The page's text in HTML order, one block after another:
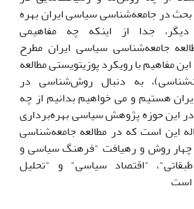
بحث در جامعه‌شناسی سیاسی ایران بهره
جدا از اینکه چه مفاهیمی
جامعه‌شناسی سیاسی ایران مطرح
مفاهیم با رویکرد پوزیتویستی مطالعه
به دنبال روش‌شناسی در
هستیم و می خواهیم بدانیم از چه
این حوزه پژوهش سیاسی بهره‌برداری
مقاله این است که در مطالعه جامعه‌شناسی
چهار روش و رهیافت "فرهنگ سیاسی و
"اقتصاد سیاسی" و "تحلیل
است